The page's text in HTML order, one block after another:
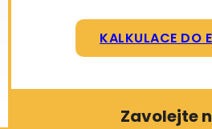
KALKULACE DO
Zavolejte